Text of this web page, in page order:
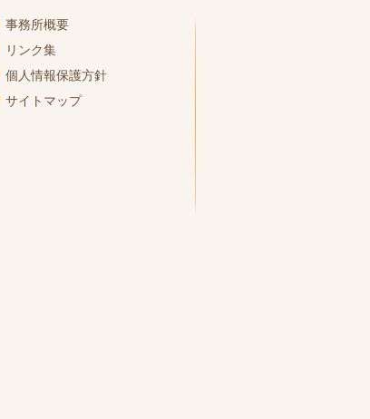
事務所概要
リンク集
個人情報保護方針
サイトマップ